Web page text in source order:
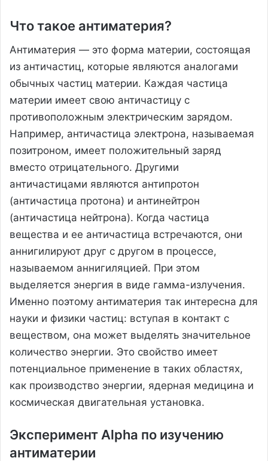
Что такое антиматерия?
Антиматерия — это форма материи, состоящая
из античастиц, которые являются аналогами
обычных частиц материи. Каждая частица
материи имеет свою античастицу с
противоположным электрическим зарядом.
Например, античастица электрона, называемая
позитроном, имеет положительный заряд
вместо отрицательного. Другими
античастицами являются антипротон
(античастица протона) и антинейтрон
(античастица нейтрона). Когда частица
вещества и ее античастица встречаются, они
аннигилируют друг с другом в процессе,
называемом аннигиляцией. При этом
выделяется энергия в виде гамма-излучения.
Именно поэтому антиматерия так интересна для
науки и физики частиц: вступая в контакт с
веществом, она может выделять значительное
количество энергии. Это свойство имеет
потенциальное применение в таких областях,
как производство энергии, ядерная медицина и
космическая двигательная установка.
Эксперимент Alpha по изучению
антиматерии